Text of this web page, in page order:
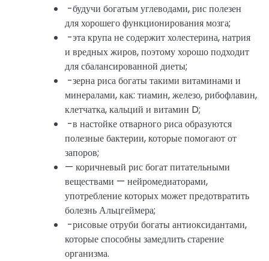
-будучи богатым углеводами, рис полезен
для хорошего функционирования мозга;
-эта крупа не содержит холестерина, натрия
и вредных жиров, поэтому хорошо подходит
для сбалансированной диеты;
-зерна риса богаты такими витаминами и
минералами, как: тиамин, железо, рибофлавин,
клетчатка, кальций и витамин D;
-в настойке отварного риса образуются
полезные бактерии, которые помогают от
запоров;
— коричневый рис богат питательными
веществами — нейромедиаторами,
употребление которых может предотвратить
болезнь Альцгеймера;
-рисовые отруби богаты антиоксидантами,
которые способны замедлить старение
организма.